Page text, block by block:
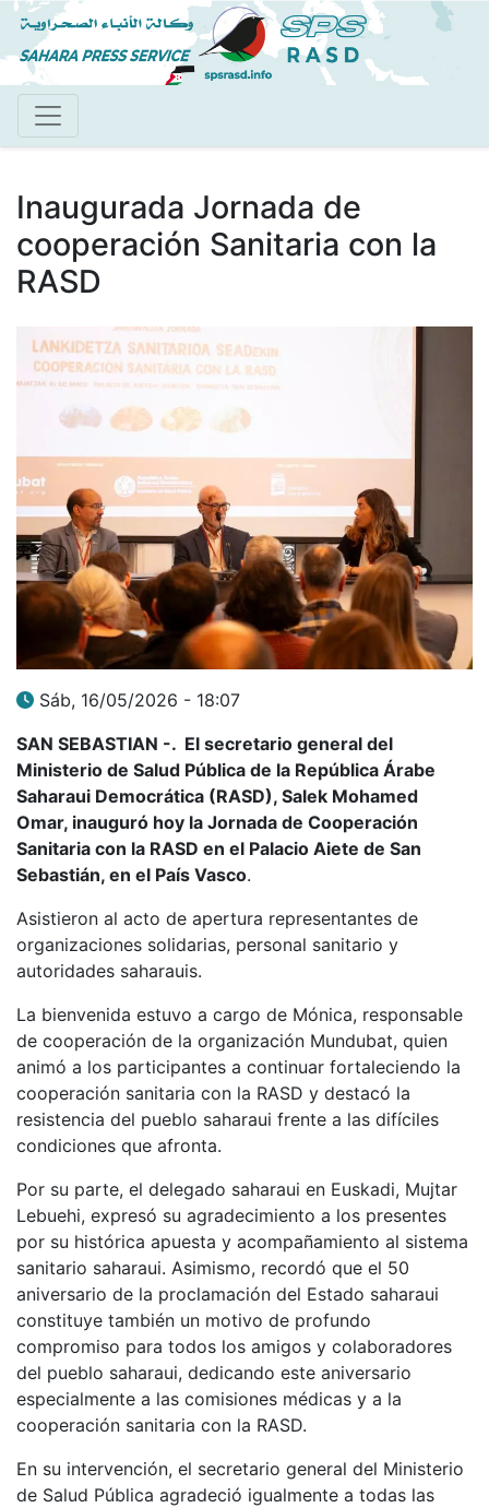
Pasar
al
contenido
Inaugurada Jornada de
cooperación Sanitaria con la
RASD
Sáb, 16/05/2026 - 18:07
SAN SEBASTIAN -. El secretario general del
Ministerio de Salud Pública de la República Árabe
Saharaui Democrática (RASD), Salek Mohamed
Omar, inauguró hoy la Jornada de Cooperación
Sanitaria con la RASD en el Palacio Aiete de San
Sebastián, en el País Vasco.
Asistieron al acto de apertura representantes de
organizaciones solidarias, personal sanitario y
autoridades saharauis.
La bienvenida estuvo a cargo de Mónica, responsable
de cooperación de la organización Mundubat, quien
animó a los participantes a continuar fortaleciendo la
cooperación sanitaria con la RASD y destacó la
resistencia del pueblo saharaui frente a las difíciles
condiciones que afronta.
Por su parte, el delegado saharaui en Euskadi, Mujtar
Lebuehi, expresó su agradecimiento a los presentes
por su histórica apuesta y acompañamiento al sistema
sanitario saharaui. Asimismo, recordó que el 50
aniversario de la proclamación del Estado saharaui
constituye también un motivo de profundo
compromiso para todos los amigos y colaboradores
del pueblo saharaui, dedicando este aniversario
especialmente a las comisiones médicas y a la
cooperación sanitaria con la RASD.
En su intervención, el secretario general del Ministerio
de Salud Pública agradeció igualmente a todas las